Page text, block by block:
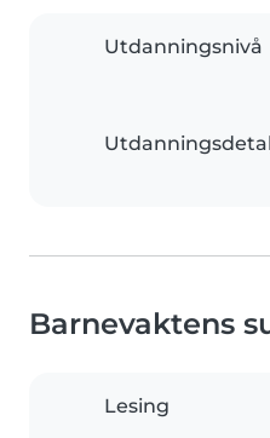
Utdanningsnivå
Barnevaktens
Lesing